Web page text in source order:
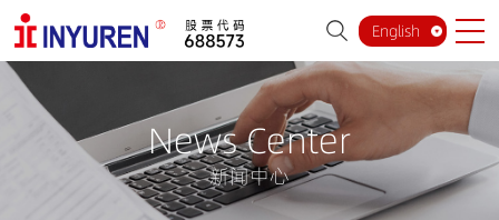
English
News Center
新闻中心